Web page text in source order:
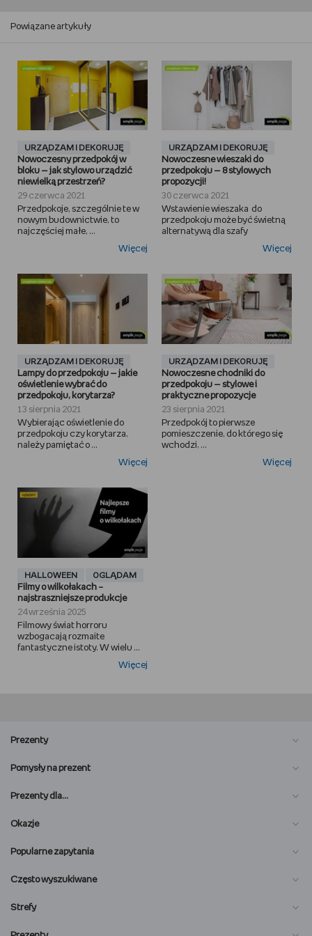
Powiązane artykuły
URZĄDZAM I DEKORUJĘ
Nowoczesny przedpokój w
bloku — jak stylowo urządzić
niewielką przestrzeń?
29 czerwca 2021
Przedpokoje, szczególnie te w
nowym budownictwie, to
najczęściej małe, ...
Więcej
URZĄDZAM I DEKORUJĘ
Nowoczesne wieszaki do
przedpokoju — 8 stylowych
propozycji!
30 czerwca 2021
Wstawienie wieszaka do
przedpokoju może być świetną
alternatywą dla szafy
Więcej
URZĄDZAM I DEKORUJĘ
Lampy do przedpokoju — jakie
oświetlenie wybrać do
przedpokoju, korytarza?
13 sierpnia 2021
Wybierając oświetlenie do
przedpokoju czy korytarza,
należy pamiętać o ...
Więcej
URZĄDZAM I DEKORUJĘ
Nowoczesne chodniki do
przedpokoju — stylowe i
praktyczne propozycje
23 sierpnia 2021
Przedpokój to pierwsze
pomieszczenie, do którego się
wchodzi, ...
Więcej
HALLOWEEN OGLĄDAM
Filmy o wilkołakach –
najstraszniejsze produkcje
24 września 2025
Filmowy świat horroru
wzbogacają rozmaite
fantastyczne istoty. W wielu ...
Więcej
Prezenty
Pomysły na prezent
Prezenty dla…
Okazje
Popularne zapytania
Często wyszukiwane
Strefy